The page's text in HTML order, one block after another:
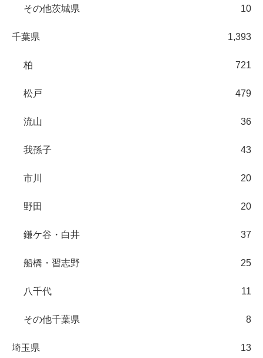
その他茨城県 10
千葉県 1,393
柏 721
松戸 479
流山 36
我孫子 43
市川 20
野田 20
鎌ケ谷・白井 37
船橋・習志野 25
八千代 11
その他千葉県 8
埼玉県 13